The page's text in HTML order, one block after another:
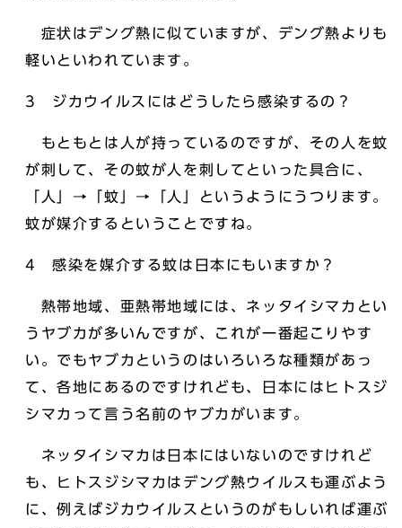
症状はデング熱に似ていますが、デング熱よりも
軽いといわれています。
3 ジカウイルスにはどうしたら感染するの？
もともとは人が持っているのですが、その人を蚊
が刺して、その蚊が人を刺してといった具合に、
「人」→「蚊」→「人」というようにうつります。
蚊が媒介するということですね。
4 感染を媒介する蚊は日本にもいますか？
熱帯地域、亜熱帯地域には、ネッタイシマカとい
うヤブカが多いんですが、これが一番起こりやす
い。でもヤブカというのはいろいろな種類があっ
て、各地にあるのですけれども、日本にはヒトスジ
シマカって言う名前のヤブカがいます。
ネッタイシマカは日本にはいないのですけれど
も、ヒトスジシマカはデング熱ウイルスも運ぶよう
に、例えばジカウイルスというのがもしいれば運ぶ